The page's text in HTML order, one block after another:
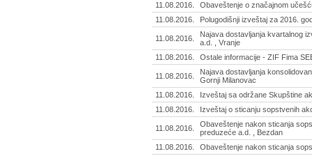
11.08.2016.
Obaveštenje o značajnom
11.08.2016.
Polugodišnji izveštaj za 2016.
11.08.2016.
Najava dostavljanja kvartalnog
a.d. , Vranje
11.08.2016.
Ostale informacije - ZIF Fima
11.08.2016.
Najava dostavljanja
Gornji Milanovac
11.08.2016.
Izveštaj sa održane Skupštine
11.08.2016.
Izveštaj o sticanju sopstvenih
11.08.2016.
Obaveštenje nakon sticanja
preduzeće a.d. , Bezdan
11.08.2016.
Obaveštenje nakon sticanja